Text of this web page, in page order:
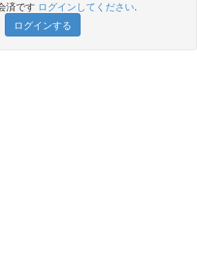
済です ログインしてください.
ログインする